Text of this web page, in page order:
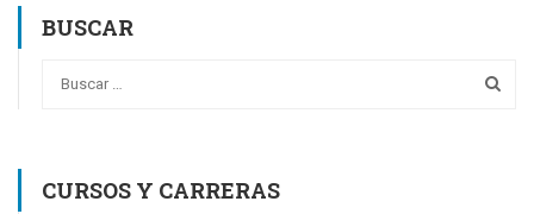
BUSCAR
CURSOS Y CARRERAS